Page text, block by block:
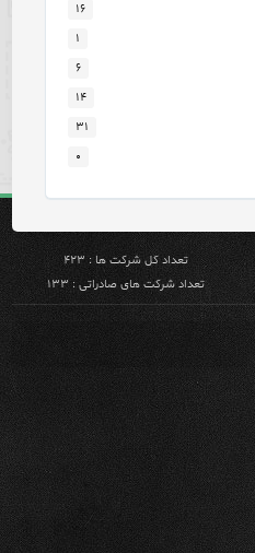
۱۶
۱
۶
۱۴
۳۱
۰
تعداد کل شرکت ها : ۴۲۳
تعداد شرکت های صادراتی : ۱۳۳